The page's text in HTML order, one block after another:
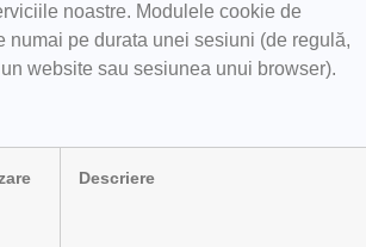
noastre. Modulele cookie de
numai pe durata unei sesiuni (de regulă,
website sau sesiunea unui browser).
Descriere